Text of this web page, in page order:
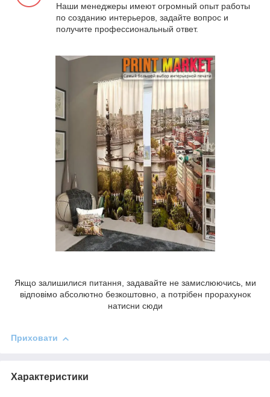
Наши менеджеры имеют огромный опыт работы
по созданию интерьеров, задайте вопрос и
получите профессиональный ответ.
Якщо залишилися питання, задавайте не замислюючись, ми
відповімо абсолютно безкоштовно, а потрібен прорахунок
натисни сюди
Приховати
Характеристики